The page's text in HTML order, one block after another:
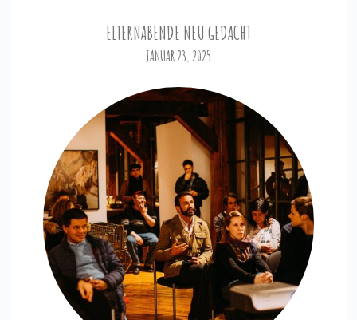
ELTERNABENDE NEU GEDACHT
JANUAR 23, 2025